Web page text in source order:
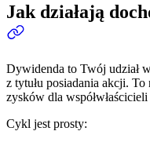
Jak działają
Dywidenda to Twój udział
z tytułu posiadania akcji.
zysków dla współwłaścicieli
Cykl jest prosty: